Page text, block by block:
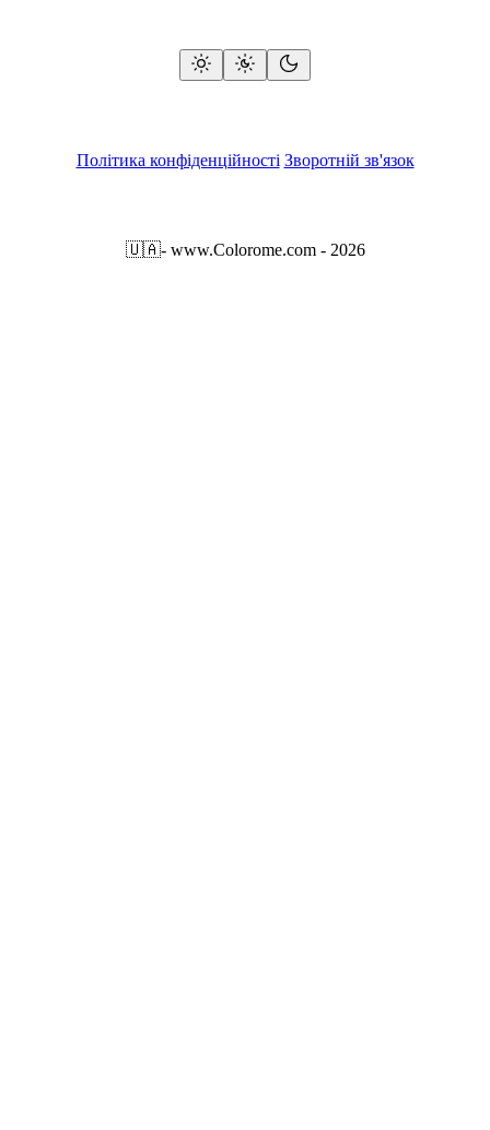
Політика конфіденційності Зворотній зв'язок
🇺🇦- www.Colorome.com - 2026